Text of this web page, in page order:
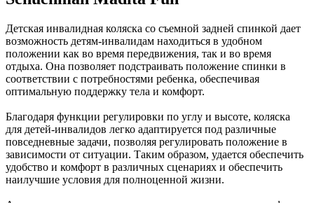
Детская инвалидная коляска со съемной задней спинкой дает
возможность детям-инвалидам находиться в удобном
положении как во время передвижения, так и во время
отдыха. Она позволяет подстраивать положение спинки в
соответствии с потребностями ребенка, обеспечивая
оптимальную поддержку тела и комфорт.
Благодаря функции регулировки по углу и высоте, коляска
для детей-инвалидов легко адаптируется под различные
повседневные задачи, позволяя регулировать положение в
зависимости от ситуации. Таким образом, удается обеспечить
удобство и комфорт в различных сценариях и обеспечить
наилучшие условия для полноценной жизни.